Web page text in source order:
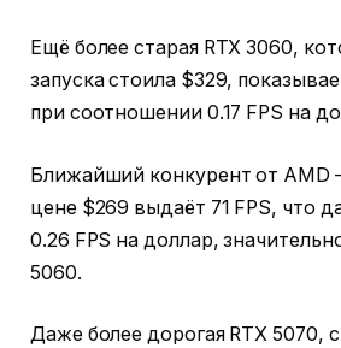
Ещё более старая RTX 3060,
запуска стоила $329,
при соотношении 0.17 FPS на
Ближайший конкурент от AMD
цене $269 выдаёт 71 FPS, что
0.26 FPS на доллар,
5060.
Даже более дорогая RTX 5070,